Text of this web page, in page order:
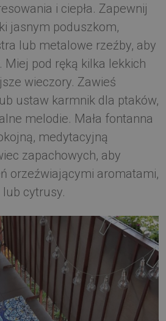
i ciepła. Zapewnij
jasnym poduszkom,
lub metalowe rzeźby, aby
Miej pod ręką kilka lekkich
wieczory. Zawieś
ustaw karmnik dla ptaków,
melodie. Mała fontanna
medytacyjną
zapachowych, aby
orzeźwiającymi aromatami,
cytrusy.